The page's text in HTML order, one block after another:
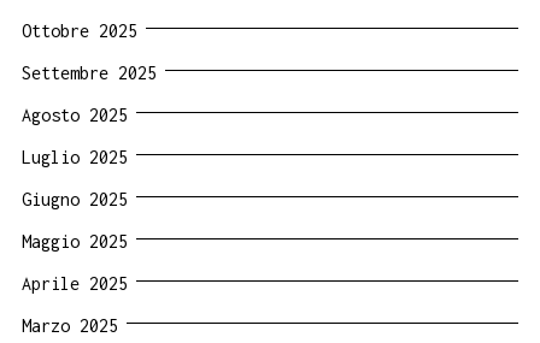
Ottobre 2025
Settembre 2025
Agosto 2025
Luglio 2025
Giugno 2025
Maggio 2025
Aprile 2025
Marzo 2025